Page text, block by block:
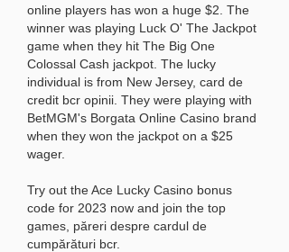
online players has won a huge $2. The
winner was playing Luck O' The Jackpot
game when they hit The Big One
Colossal Cash jackpot. The lucky
individual is from New Jersey, card de
credit bcr opinii. They were playing with
BetMGM's Borgata Online Casino brand
when they won the jackpot on a $25
wager.
Try out the Ace Lucky Casino bonus
code for 2023 now and join the top
games, păreri despre cardul de
cumpărături bcr.